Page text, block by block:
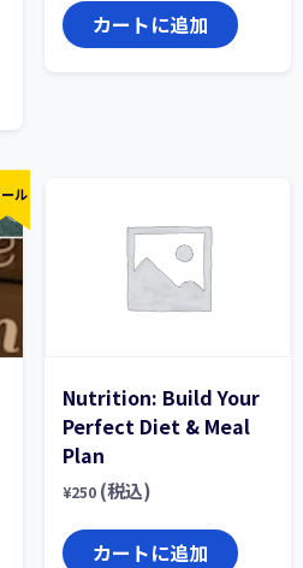
カートに追加
ル
Nutrition: Build Your
Perfect Diet & Meal
Plan
¥250 (税込)
カートに追加